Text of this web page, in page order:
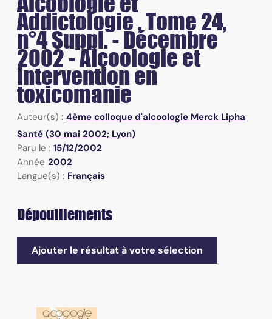
Addictologie , Tome 24,
n°4 Suppl. - Décembre
2002 - Alcoologie et
intervention en
toxicomanie
Auteur(s) : 4ème colloque d'alcoologie Merck Lipha
Santé (30 mai 2002; Lyon)
Paru le : 15/12/2002
Année 2002
Langue(s) : Français
Dépouillements
Ajouter le résultat à votre sélection